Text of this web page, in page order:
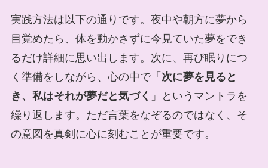
実践方法は以下の通りです。夜中や朝方に夢から
目覚めたら、体を動かさずに今見ていた夢をでき
るだけ詳細に思い出します。次に、再び眠りにつ
く準備をしながら、心の中で「 次に夢を見ると
き、私はそれが夢だと気づく 」というマントラを
繰り返します。ただ言葉をなぞるのではなく、そ
の意図を真剣に心に刻むことが重要です。